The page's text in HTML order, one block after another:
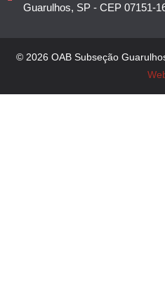
Guarulhos, SP - CEP 07151-
© 2026 OAB Subseção